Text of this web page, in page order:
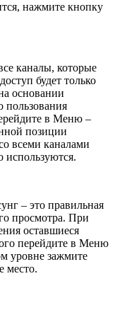
нажмите кнопку
каналы, которые
будет только
основании
в Меню –
позиции
всеми каналами
используются.
– это правильная
просмотра. При
оставшиеся
перейдите в Меню
уровне зажмите
место.